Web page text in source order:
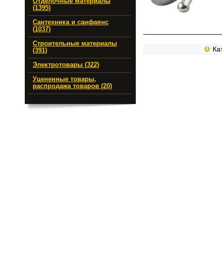
(1395)
Сантехника и санфаянс
(1037)
Строительные материалы
(391)
Электротовары (322)
Уцененные товары,
распродажа товаров (20)